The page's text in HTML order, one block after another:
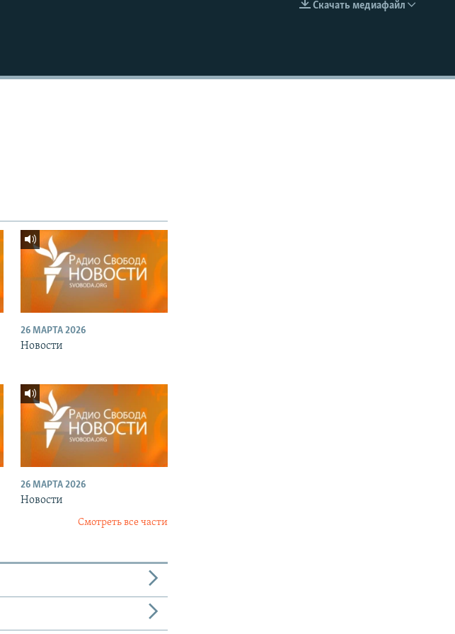
EMBED
Скачать медиафайл
26 МАРТА 2026
Новости
26 МАРТА 2026
Новости
Смотреть все части